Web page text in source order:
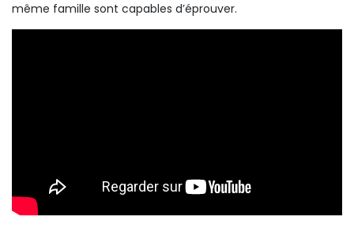
même famille sont capables d’éprouver.